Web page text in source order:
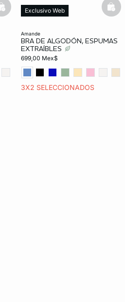
basketfull
amande
BRA DE ALGODÓN, ESPUMAS
EXTRAÍBLES
699,00 Mex$
3X2 SELECCIONADOS
Exclusivo Web